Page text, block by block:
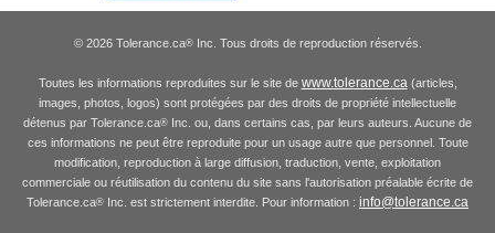
© 2026 Tolerance.ca®Inc. Tous droits de reproduction réservés.
Toutes les informations reproduites sur le site de www.tolerance.ca(articles,
images, photos, logos) sont protégées par des droits de propriété intellectuelle
détenus par Tolerance.ca® Inc. ou, dans certains cas, par leurs auteurs. Aucune de
ces informations ne peut être reproduite pour un usage autre que personnel. Toute
modification, reproduction à large diffusion, traduction, vente, exploitation
commerciale ou réutilisation du contenu du site sans l'autorisation préalable écrite de
Tolerance.ca® Inc. est strictement interdite. Pour information : info@tolerance.ca